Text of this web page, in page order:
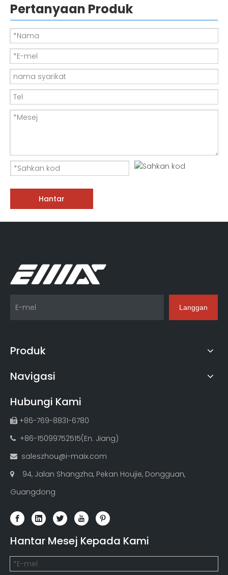
Pertanyaan Produk
Hantar
Langgan
Produk
Navigasi
Hubungi Kami
 +86-769-8831-6780
 +86-15099752515(En. Jiang)
 saleszhou@i-maix.com

94, Jalan Shangzha, Pekan Houjie, Dongguan,
Guangdong
Hantar Mesej Kepada Kami